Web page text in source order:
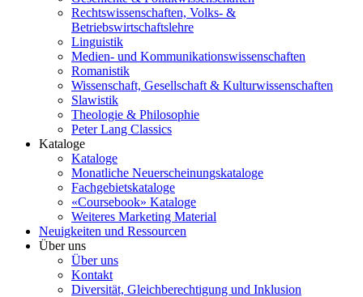
Rechtswissenschaften, Volks- &
Betriebswirtschaftslehre
Linguistik
Medien- und Kommunikationswissenschaften
Romanistik
Wissenschaft, Gesellschaft & Kulturwissenschaften
Slawistik
Theologie & Philosophie
Peter Lang Classics
Kataloge
Kataloge
Monatliche Neuerscheinungskataloge
Fachgebietskataloge
«Coursebook» Kataloge
Weiteres Marketing Material
Neuigkeiten und Ressourcen
Über uns
Über uns
Kontakt
Diversität, Gleichberechtigung und Inklusion